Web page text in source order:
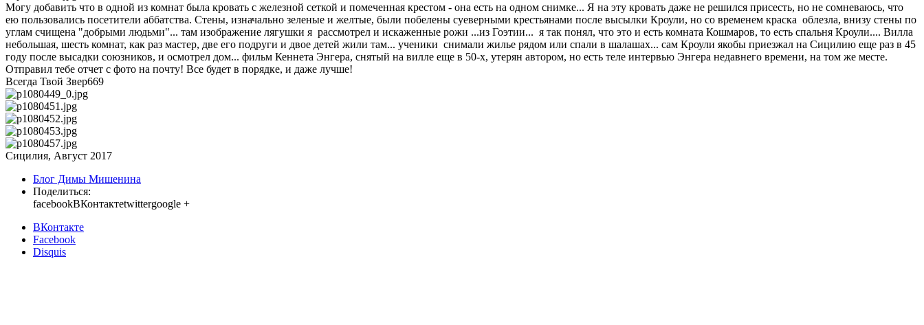
Могу добавить что в одной из комнат была кровать с железной сеткой и помеченная крестом - она есть на одном снимке... Я на эту кровать даже не решился присесть, но не сомневаюсь, что
ею пользовались посетители аббатства. Стены, изначально зеленые и желтые, были побелены суеверными крестьянами после высылки Кроули, но со временем краска облезла, внизу стены по
углам счищена "добрыми людьми"... там изображение лягушки я рассмотрел и искаженные рожи ...из Гоэтии... я так понял, что это и есть комната Кошмаров, то есть спальня Кроули.... Вилла
небольшая, шесть комнат, как раз мастер, две его подруги и двое детей жили там... ученики снимали жилье рядом или спали в шалашах... сам Кроули якобы приезжал на Сицилию еще раз в 45
году после высадки союзников, и осмотрел дом... фильм Кеннета Энгера, снятый на вилле еще в 50-х, утерян автором, но есть теле интервью Энгера недавнего времени, на том же месте.
Отправил тебе отчет с фото на почту! Все будет в порядке, и даже лучше!
Всегда Твой Звер669
Сицилия, Август 2017
Блог Димы Мишенина
Поделиться:
facebookВКонтактеtwittergoogle +
ВКонтакте
Facebook
Disquis